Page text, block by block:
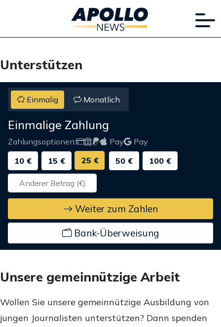
Unterstützen
Einmalig Monatlich
Einmalige Zahlung
Zahlungsoptionen: Pay
Pay
10 €
15 € 25 € 50 € 100 €
Weiter zum Zahlen
Bank-Überweisung
Unsere gemeinnützige Arbeit
Wollen Sie unsere gemeinnützige Ausbildung von
jungen Journalisten unterstützen? Dann spenden